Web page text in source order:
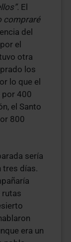
El
compraré
del
el
otra
los
lo que el
por 400
el Santo
800
sería
tres días.
rutas
era un